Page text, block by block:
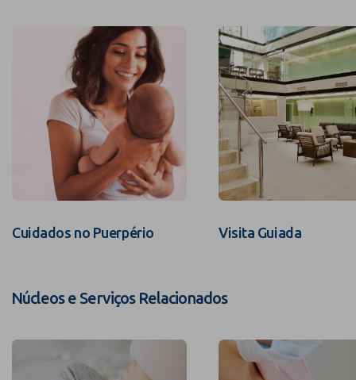
Cuidados no Puerpério Visita Guiada
Núcleos e Serviços Relacionados